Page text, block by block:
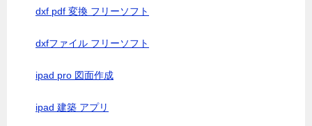
dxf pdf 変換 フリーソフト
dxfファイル フリーソフト
ipad pro 図面作成
ipad 建築 アプリ